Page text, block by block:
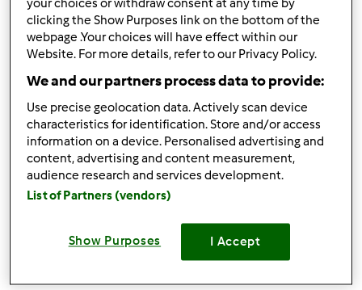
Lun, 12/08/2014 - 16:24
Ciao a tutti non ho mai avuto il bimby..vi faccio alcune
domande che potranno servire a tutti..grazie per chi
rispondera!!!
1) tra tm5 e tm31 cosa consigliate?? Il tm31 lo troverei
appena usato con garanzia a circa 700euro
2) se la differenza la fa queste stick costose che
praticamente aiutano per velocizzare e semplicizzare
tutto..potete dirmi se nella stick in dotazione si puo fare
stick?? Quante ricette troverei all interno di quella in
dotazione?? De devo mettermi a leggere sul web ricette,
your choices or withdraw consent at any time by
clicking the Show Purposes link on the bottom of the
webpage .Your choices will have effect within our
Website. For more details, refer to our Privacy Policy.
We and our partners process data to provide:
Use precise geolocation data. Actively scan device
characteristics for identification. Store and/or access
information on a device. Personalised advertising and
content, advertising and content measurement,
audience research and services development.
List of Partners (vendors)
Show Purposes I Accept